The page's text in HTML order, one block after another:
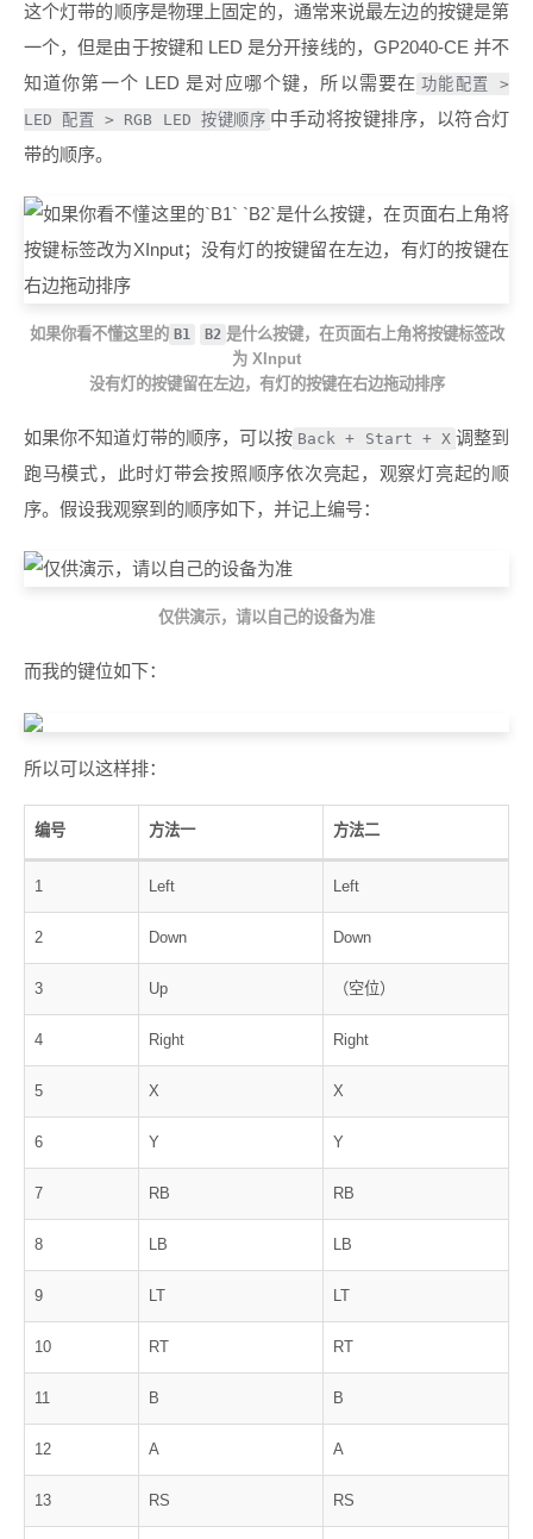
这个灯带的顺序是物理上固定的，通常来说最左边的按键是第
一个，但是由于按键和 LED 是分开接线的，GP2040-CE 并不
知道你第一个 LED 是对应哪个键，所以需要在 功能配置 >
LED 配置 > RGB LED 按键顺序 中手动将按键排序，以符合灯
带的顺序。
如果你看不懂这里的 B1 B2 是什么按键，在页面右上角将按键标签改
为 XInput
没有灯的按键留在左边，有灯的按键在右边拖动排序
如果你不知道灯带的顺序，可以按 Back + Start + X 调整到
跑马模式，此时灯带会按照顺序依次亮起，观察灯亮起的顺
序。假设我观察到的顺序如下，并记上编号：
仅供演示，请以自己的设备为准
而我的键位如下：
所以可以这样排：
编号 方法一 方法二
1 Left Left
2 Down Down
3 Up （空位）
4 Right Right
5 X X
6 Y Y
7 RB RB
8 LB LB
9 LT LT
10 RT RT
11 B B
12 A A
13 RS RS